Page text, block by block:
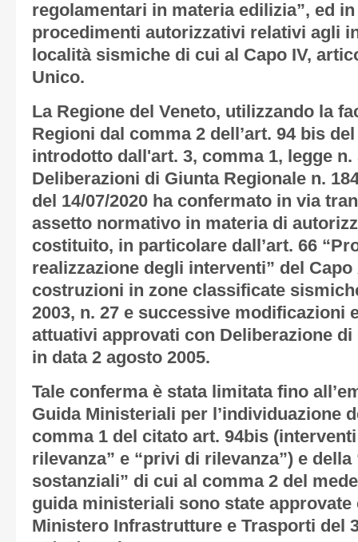
regolamentari in materia edilizia”, ed
procedimenti autorizzativi relativi agli
località sismiche di cui al Capo IV,
Unico.
La Regione del Veneto, utilizzando la
Regioni dal comma 2 dell’art. 94 bis
introdotto dall'art. 3, comma 1, legge n.
Deliberazioni di Giunta Regionale n.
del 14/07/2020 ha confermato in via
assetto normativo in materia di
costituito, in particolare dall’art. 66
realizzazione degli interventi” del Capo
costruzioni in zone classificate
2003, n. 27 e successive modificazioni
attuativi approvati con Deliberazione di
in data 2 agosto 2005.
Tale conferma è stata limitata fino
Guida Ministeriali per l’individuazione
comma 1 del citato art. 94bis
rilevanza” e “privi di rilevanza”) e
sostanziali” di cui al comma 2 del
guida ministeriali sono state approvate
Ministero Infrastrutture e Trasporti del